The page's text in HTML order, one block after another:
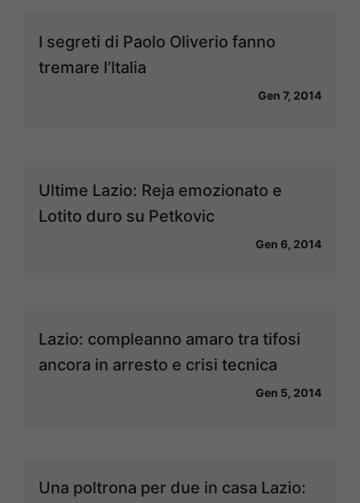
I segreti di Paolo Oliverio fanno
tremare l’Italia
Gen 7, 2014
Ultime Lazio: Reja emozionato e
Lotito duro su Petkovic
Gen 6, 2014
Lazio: compleanno amaro tra tifosi
ancora in arresto e crisi tecnica
Gen 5, 2014
Una poltrona per due in casa Lazio: